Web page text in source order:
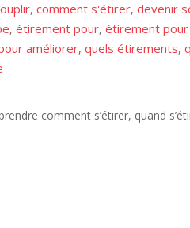
, comment s'étirer, devenir
, étirement pour, étirement
améliorer, quels étirements,
comment s’étirer, quand